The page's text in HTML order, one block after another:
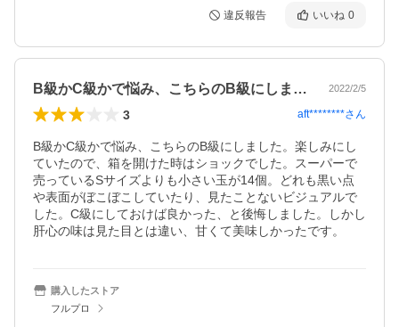
違反報告 いいね 0
B級かC級かで悩み、こちらのB級にしま… 2022/2/5
3 aft********さん
B級かC級かで悩み、こちらのB級にしました。楽しみにし
ていたので、箱を開けた時はショックでした。スーパーで
売っているSサイズよりも小さい玉が14個。どれも黒い点
や表面がぼこぼこしていたり、見たことないビジュアルで
した。C級にしておけば良かった、と後悔しました。しかし
購入したストア
フルプロ